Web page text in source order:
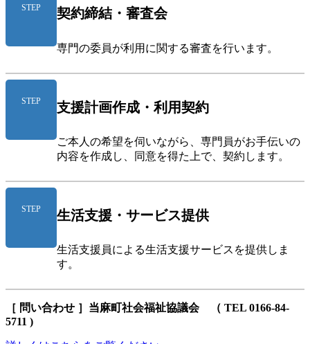
STEP 契約締結・審査会
専門の委員が利用に関する審査を行います。
STEP 支援計画作成・利用契約
ご本人の希望を伺いながら、専門員がお手伝いの
内容を作成し、同意を得た上で、契約します。
STEP 生活支援・サービス提供
生活支援員による生活支援サービスを提供しま
す。
［ 問い合わせ ］当麻町社会福祉協議会 （ TEL 0166-84-
5711 )